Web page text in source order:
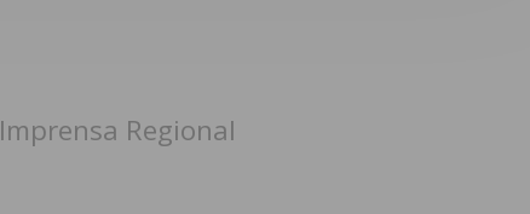
Perdeu a sua senha?
Regional